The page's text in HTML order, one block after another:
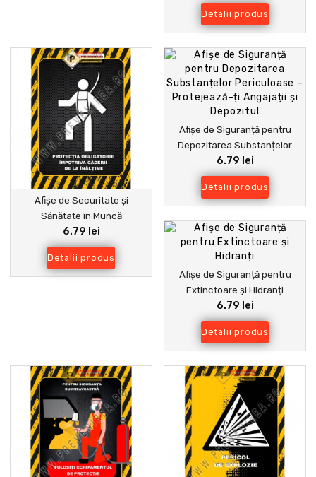
Compromis
Detalii produs
Afișe de Securitate și
Sănătate în Muncă
6.79 lei
Detalii produs
Afișe de Siguranță pentru
Depozitarea Substanțelor
Periculoase – Protejează-ți
Angajații și Depozitul
6.79 lei
Detalii produs
Afișe de Siguranță pentru
Extinctoare și Hidranți
6.79 lei
Detalii produs